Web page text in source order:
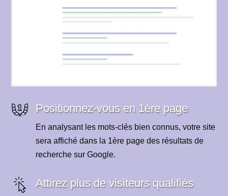
Positionnez-vous en 1ère page
En analysant les mots-clés bien connus, votre site
sera affiché dans la 1ère page des résultats de
recherche sur Google.
Attirez plus de visiteurs qualifiés